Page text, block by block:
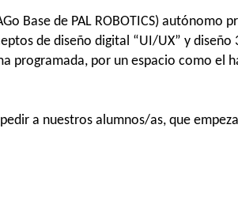
Base de PAL ROBOTICS) autónomo
de diseño digital “UI/UX” y diseño
por un espacio como el
a nuestros alumnos/as, que